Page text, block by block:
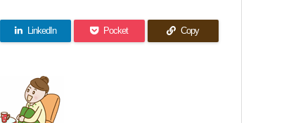
LinkedIn Pocket Copy